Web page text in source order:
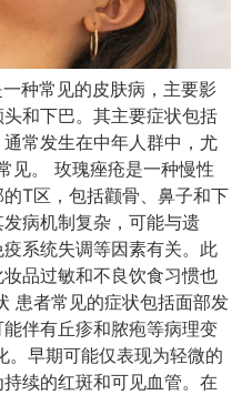
种常见的皮肤病，主要影
和下巴。其主要症状包括
常发生在中年人群中，尤
见。 玫瑰痤疮是一种慢性
T区，包括颧骨、鼻子和下
病机制复杂，可能与遗
系统失调等因素有关。此
品过敏和不良饮食习惯也
患者常见的症状包括面部发
伴有丘疹和脓疱等病理变
。早期可能仅表现为轻微的
续的红斑和可见血管。在